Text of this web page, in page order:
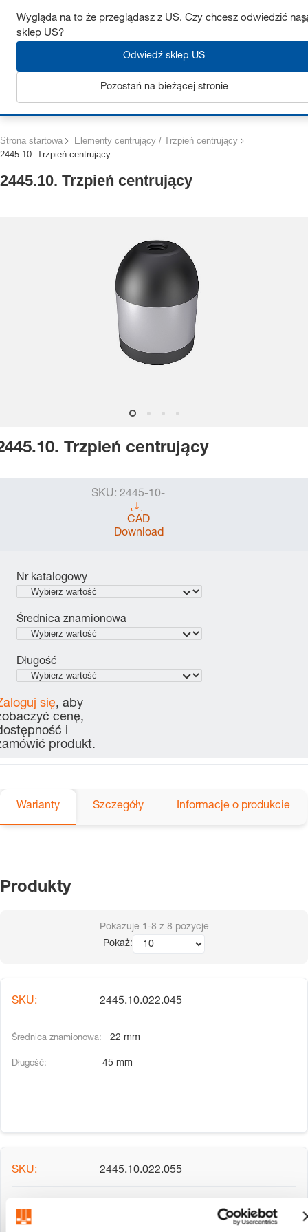
Uzyskaj do 7% zniżki – kliknij tutaj, aby dowiedzieć się więcej
Strona startowa
Elementy centrujący / Trzpień centrujący
2445.10. Trzpień centrujący
2445.10. Trzpień centrujący
Trzpień centrujący
SKU: 2445-10-
CAD
Download
Nr katalogowy
Średnica znamionowa
Długość
się, aby
cenę,
i
produkt.
Warianty Szczegóły Informacje o produkcie
Produkty
Pokazuje 1-8 z 8 pozycje
Pokaż:
2445.10.022.045
22 mm
45 mm
2445.10.022.055
Wygląda na to że przeglądasz z US. Czy chcesz odwiedzić
sklep US?
Odwiedź sklep US
Pozostań na bieżącej stronie